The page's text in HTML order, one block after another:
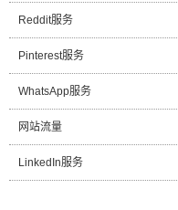
Reddit服务
Pinterest服务
WhatsApp服务
网站流量
LinkedIn服务